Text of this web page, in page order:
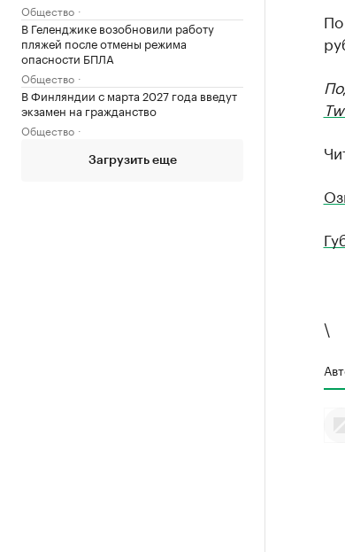
Общество
В Геленджике возобновили работу
пляжей после отмены режима
опасности БПЛА
Общество
В Финляндии с марта 2027 года введут
экзамен на гражданство
Общество
Загрузить еще
\